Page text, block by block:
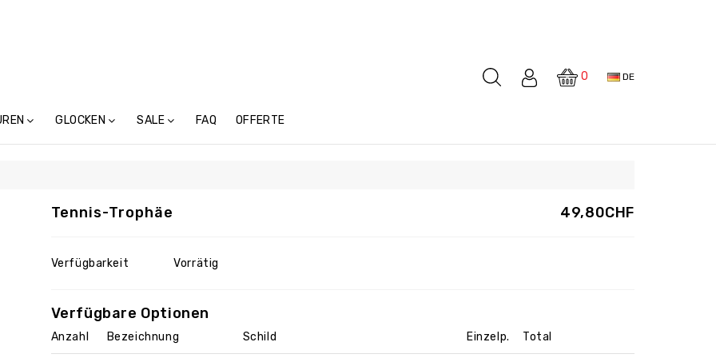
0 DE
GLOCKEN SALE FAQ OFFERTE
49,80CHF
Tennis-Trophäe
Verfügbarkeit Vorrätig
Verfügbare Optionen
Anzahl Bezeichnung Schild Einzelp. Total